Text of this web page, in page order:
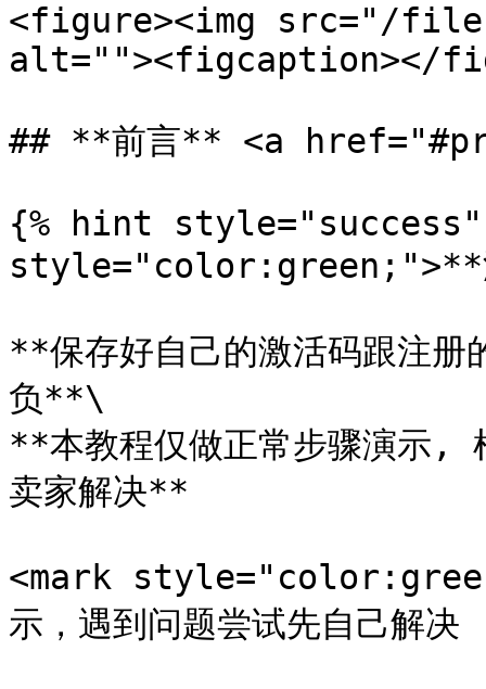
<figure><img src="/files/
alt=""><figcaption></
## **前言** <a
{% hint style="success"
style="color:green;">**
**保存好自己的激活码跟注
负**\
**本教程仅做正常步骤演示,
卖家解决**
<mark
示，遇到问题尝试先自己